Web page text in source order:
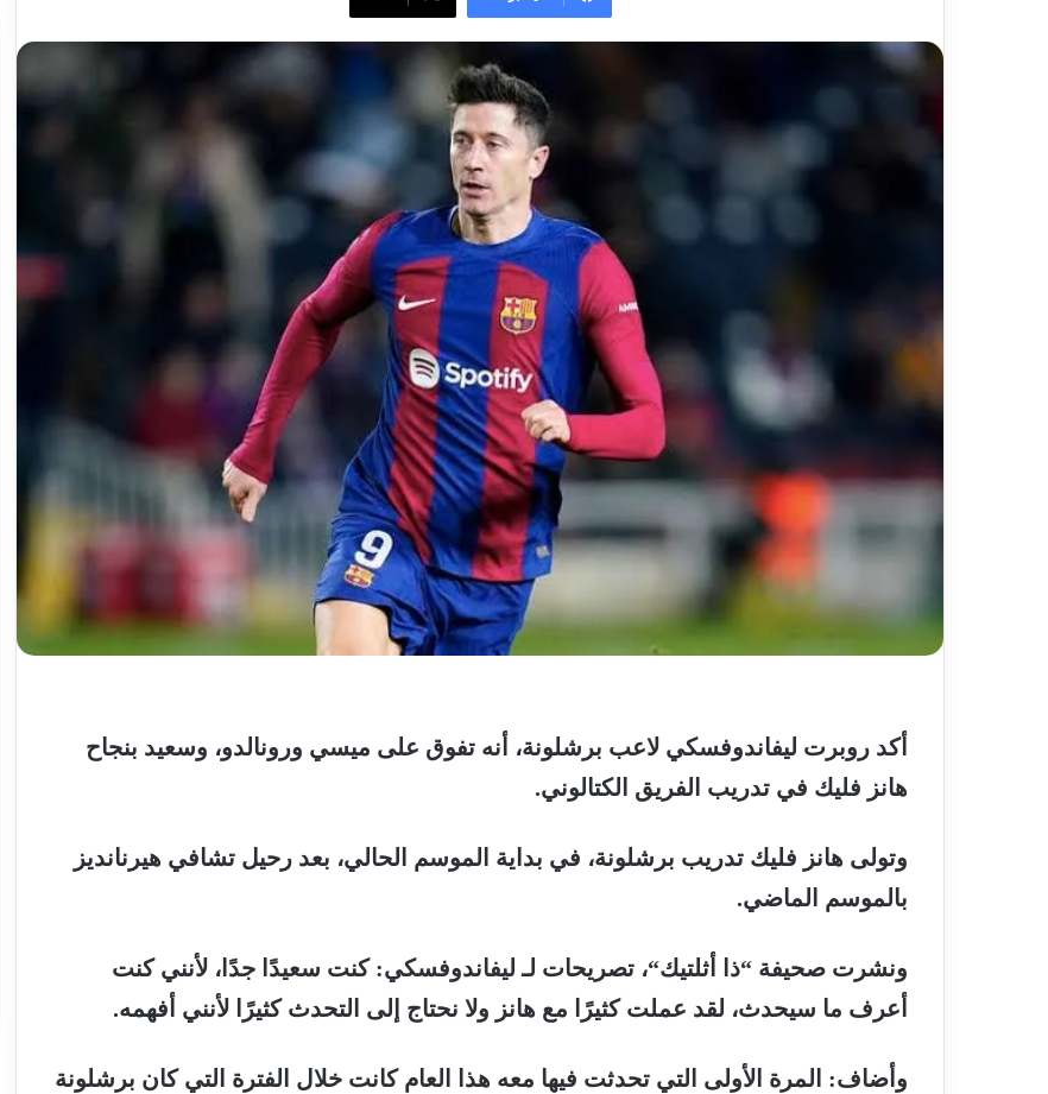
أكد روبرت ليفاندوفسكي لاعب برشلونة، أنه تفوق على ميسي ورونالدو، وسعيد بنجاح
هانز فليك في تدريب الفريق الكتالوني.
وتولى هانز فليك تدريب برشلونة، في بداية الموسم الحالي، بعد رحيل تشافي هيرنانديز
بالموسم
الماضي.
ونشرت صحيفة “ذا أثلتيك“، تصريحات لـ ليفاندوفسكي:كنت سعيدًا جدًا، لأنني كنت
أعرف ما سيحدث، لقد عملت كثيرًا مع هانز ولا نحتاج إلى التحدث كثيرًا لأنني أفهمه.
وأضاف: المرة الأولى التي تحدثت فيها معه هذا العام كانت خلال الفترة التي كان برشلونة